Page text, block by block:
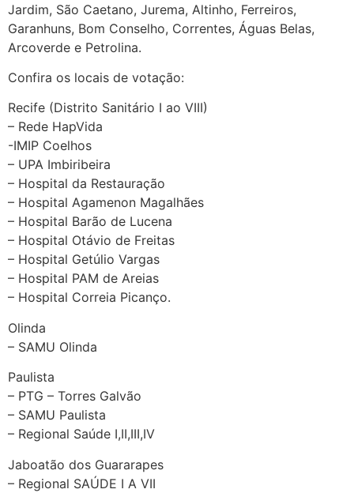
Jardim, São Caetano, Jurema, Altinho, Ferreiros,
Garanhuns, Bom Conselho, Correntes, Águas Belas,
Arcoverde e Petrolina.
Confira os locais de votação:
Recife (Distrito Sanitário I ao VIII)
– Rede HapVida
-IMIP Coelhos
– UPA Imbiribeira
– Hospital da Restauração
– Hospital Agamenon Magalhães
– Hospital Barão de Lucena
– Hospital Otávio de Freitas
– Hospital Getúlio Vargas
– Hospital PAM de Areias
– Hospital Correia Picanço.
Olinda
– SAMU Olinda
Paulista
– PTG – Torres Galvão
– SAMU Paulista
– Regional Saúde I,II,III,IV
Jaboatão dos Guararapes
– Regional SAÚDE I A VII